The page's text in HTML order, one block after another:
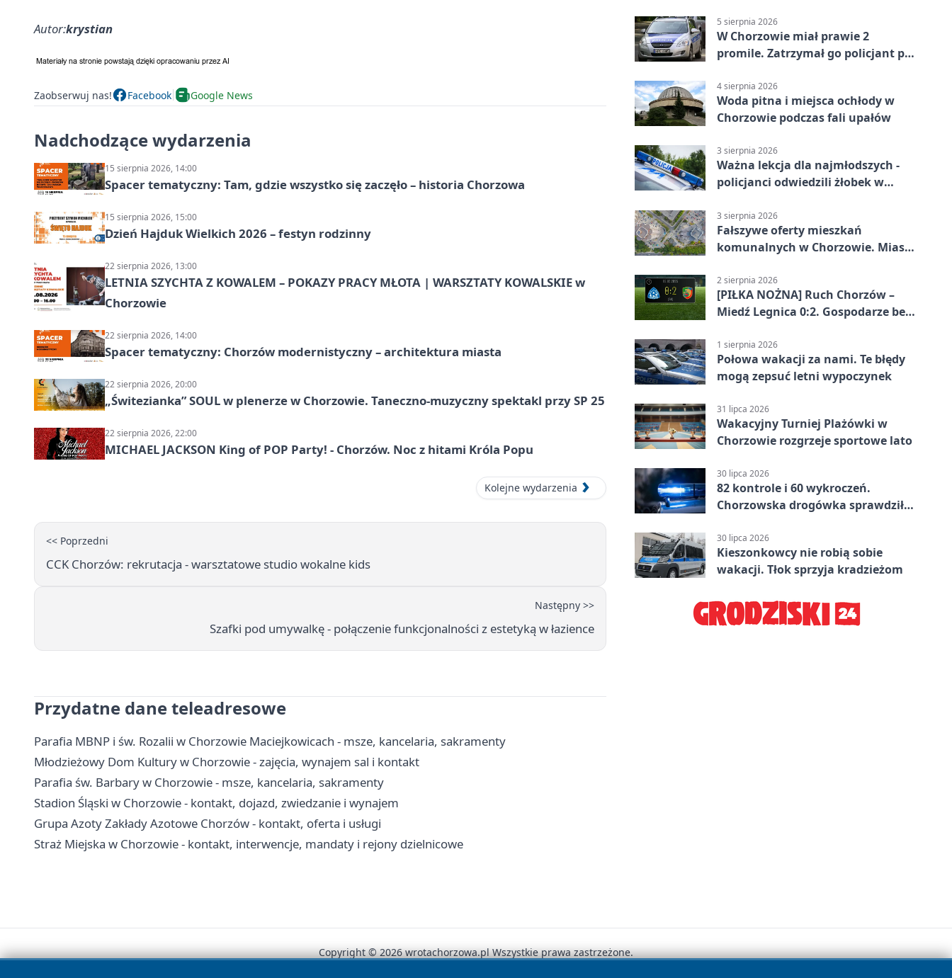
Autor:krystian
Zaobserwuj nas! Facebook Google News
Nadchodzące wydarzenia
15 sierpnia 2026, 14:00
Spacer tematyczny: Tam, gdzie wszystko się zaczęło – historia Chorzowa
15 sierpnia 2026, 15:00
Dzień Hajduk Wielkich 2026 – festyn rodzinny
22 sierpnia 2026, 13:00
LETNIA SZYCHTA Z KOWALEM – POKAZY PRACY MŁOTA | WARSZTATY KOWALSKIE w
Chorzowie
22 sierpnia 2026, 14:00
Spacer tematyczny: Chorzów modernistyczny – architektura miasta
22 sierpnia 2026, 20:00
„Świtezianka” SOUL w plenerze w Chorzowie. Taneczno-muzyczny spektakl przy SP 25
22 sierpnia 2026, 22:00
MICHAEL JACKSON King of POP Party! - Chorzów. Noc z hitami Króla Popu
Kolejne wydarzenia
<< Poprzedni
CCK Chorzów: rekrutacja - warsztatowe studio wokalne kids
Następny >>
Szafki pod umywalkę - połączenie funkcjonalności z estetyką w łazience
Przydatne dane teleadresowe
Parafia MBNP i św. Rozalii w Chorzowie Maciejkowicach - msze, kancelaria, sakramenty
Młodzieżowy Dom Kultury w Chorzowie - zajęcia, wynajem sal i kontakt
Parafia św. Barbary w Chorzowie - msze, kancelaria, sakramenty
Stadion Śląski w Chorzowie - kontakt, dojazd, zwiedzanie i wynajem
Grupa Azoty Zakłady Azotowe Chorzów - kontakt, oferta i usługi
Straż Miejska w Chorzowie - kontakt, interwencje, mandaty i rejony dzielnicowe
5 sierpnia 2026
W Chorzowie miał prawie 2
promile. Zatrzymał go policjant po
4 sierpnia 2026
Woda pitna i miejsca ochłody w
Chorzowie podczas fali upałów
3 sierpnia 2026
Ważna lekcja dla najmłodszych -
policjanci odwiedzili żłobek w
3 sierpnia 2026
Fałszywe oferty mieszkań
komunalnych w Chorzowie. Miasto
2 sierpnia 2026
[PIŁKA NOŻNA] Ruch Chorzów –
Miedź Legnica 0:2. Gospodarze bez
1 sierpnia 2026
Połowa wakacji za nami. Te błędy
mogą zepsuć letni wypoczynek
31 lipca 2026
Wakacyjny Turniej Plażówki w
Chorzowie rozgrzeje sportowe lato
30 lipca 2026
82 kontrole i 60 wykroczeń.
Chorzowska drogówka sprawdziła
30 lipca 2026
Kieszonkowcy nie robią sobie
wakacji. Tłok sprzyja kradzieżom
Copyright © 2026 wrotachorzowa.pl Wszystkie prawa zastrzeżone.